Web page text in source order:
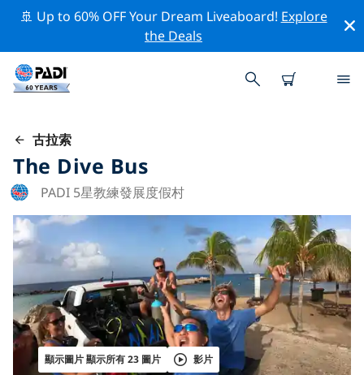
🚢 Up to 60% OFF Your Dream Liveaboard! Explore
the Deals
古拉索
The Dive Bus
PADI 5星教練發展度假村
顯示圖片 顯示所有 23 圖片 影片